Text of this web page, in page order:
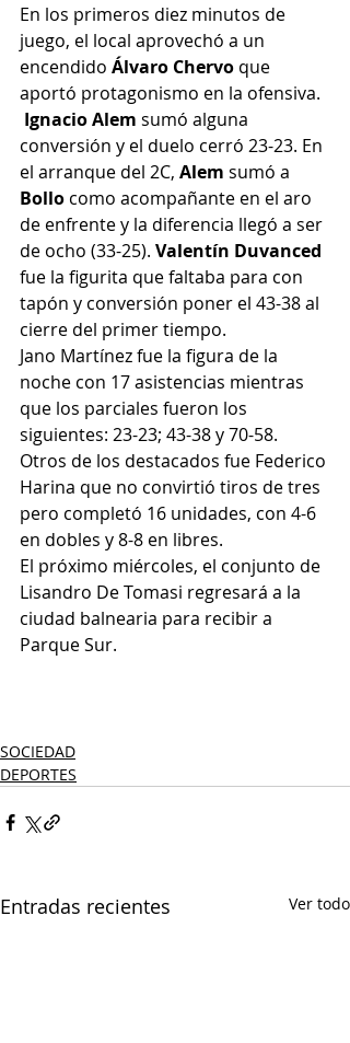
En los primeros diez minutos de
juego, el local aprovechó a un
encendido Álvaro Chervo que
aportó protagonismo en la ofensiva.
Ignacio Alem sumó alguna
conversión y el duelo cerró 23-23. En
el arranque del 2C, Alem sumó a
Bollo como acompañante en el aro
de enfrente y la diferencia llegó a ser
de ocho (33-25). Valentín Duvanced
fue la figurita que faltaba para con
tapón y conversión poner el 43-38 al
cierre del primer tiempo.
Jano Martínez fue la figura de la
noche con 17 asistencias mientras
que los parciales fueron los
siguientes: 23-23; 43-38 y 70-58.
Otros de los destacados fue Federico
Harina que no convirtió tiros de tres
pero completó 16 unidades, con 4-6
en dobles y 8-8 en libres.
El próximo miércoles, el conjunto de
Lisandro De Tomasi regresará a la
ciudad balnearia para recibir a
Parque Sur.
SOCIEDAD
DEPORTES
Entradas recientes Ver todo